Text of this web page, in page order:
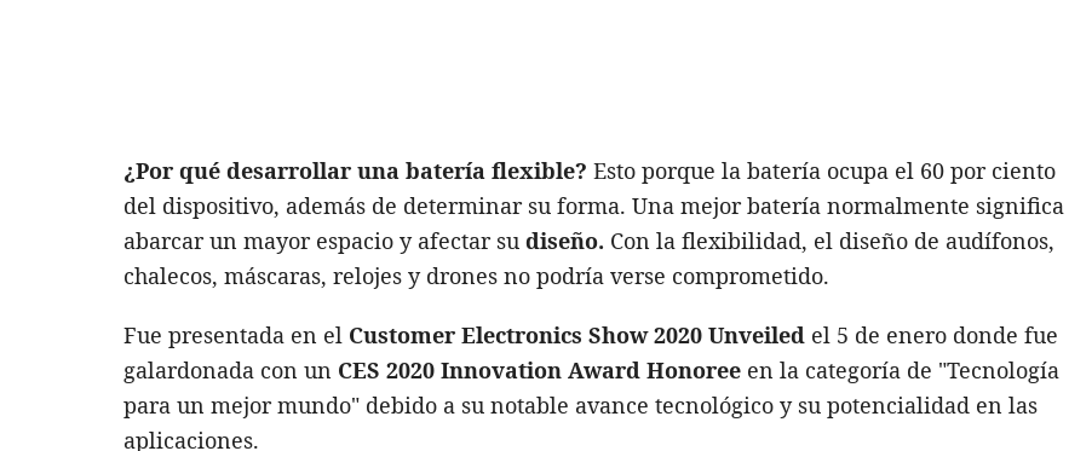
¿Por qué desarrollar una batería flexible? Esto porque la batería ocupa el 60 por ciento
del dispositivo, además de determinar su forma. Una mejor batería normalmente significa
abarcar un mayor espacio y afectar su diseño. Con la flexibilidad, el diseño de audífonos,
chalecos, máscaras, relojes y drones no podría verse comprometido.
Fue presentada en el Customer Electronics Show 2020 Unveiled el 5 de enero donde fue
galardonada con un CES 2020 Innovation Award Honoree en la categoría de "Tecnología
para un mejor mundo" debido a su notable avance tecnológico y su potencialidad en las
aplicaciones.